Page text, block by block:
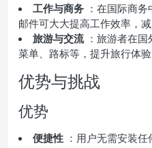
工作与商务 ：在国际商务
邮件可大大提高工作效率，
旅游与交流 ：旅游者在
菜单、路标等，提升旅行体验
优势与挑战
优势
便捷性 ：用户无需安装